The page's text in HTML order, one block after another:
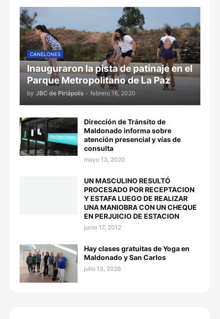
CANELONES
Inauguraron la pista de patinaje en el
Parque Metropolitano de La Paz
by JBC de Piriápolis - febrero 16, 2020
Dirección de Tránsito de
Maldonado informa sobre
atención presencial y vías de
consulta
mayo 13, 2020
UN MASCULINO RESULTÓ
PROCESADO POR RECEPTACION
Y ESTAFA LUEGO DE REALIZAR
UNA MANIOBRA CON UN CHEQUE
EN PERJUICIO DE ESTACION
junio 17, 2012
Hay clases gratuitas de Yoga en
Maldonado y San Carlos
julio 13, 2026